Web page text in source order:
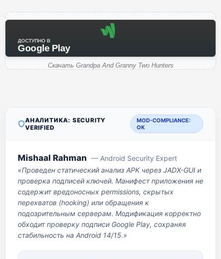
ДОСТУПНО В
Google Play
Скачать Grandpa And Granny Two Hunters
АНАЛИТИКА: SECURITY
VERIFIED
MOD-COMPLIANCE:
OK
Mishaal Rahman — Android Security Expert
«Проведен статический анализ APK через JADX-GUI и
проверка подписей ключей. Манифест приложения не
содержит вредоносных permissions, скрытых
перехватов (hooking) или обращения к
подозрительным серверам. Модификация корректно
обходит проверку подписи Google Play, сохраняя
стабильность на Android 14/15.»